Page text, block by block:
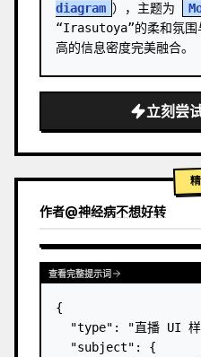
diagram ），主题为
“Irasutoya”的柔和氛
高的信息密度完美融合。
立刻尝
作者@神经病不想好转
查看完整提示词
{
"type": "直播 UI
  "subject": {